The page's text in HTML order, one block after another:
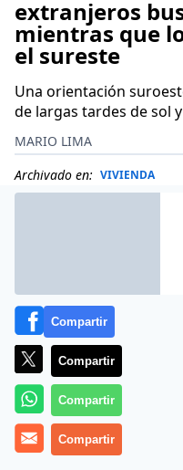
extranjeros
mientras que
el sureste
Una orientación
de largas tardes de sol
MARIO LIMA
Archivado en: VIVIENDA
Compartir
Compartir
Compartir
Compartir